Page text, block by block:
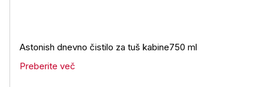
Astonish dnevno čistilo za tuš kabine750 ml
Preberite več